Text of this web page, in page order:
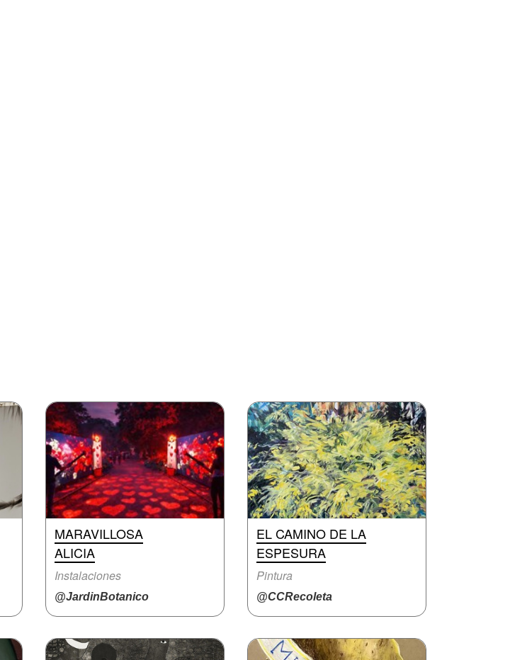
MARAVILLOSA
ALICIA
Instalaciones
@JardinBotanico
EL CAMINO DE LA
ESPESURA
Pintura
@CCRecoleta